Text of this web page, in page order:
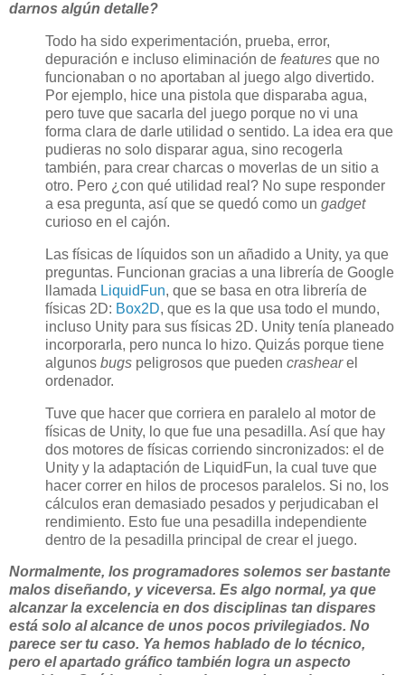
darnos algún detalle?
Todo ha sido experimentación, prueba, error,
depuración e incluso eliminación de features que no
funcionaban o no aportaban al juego algo divertido.
Por ejemplo, hice una pistola que disparaba agua,
pero tuve que sacarla del juego porque no vi una
forma clara de darle utilidad o sentido. La idea era que
pudieras no solo disparar agua, sino recogerla
también, para crear charcas o moverlas de un sitio a
otro. Pero ¿con qué utilidad real? No supe responder
a esa pregunta, así que se quedó como un gadget
curioso en el cajón.
Las físicas de líquidos son un añadido a Unity, ya que
preguntas. Funcionan gracias a una librería de Google
llamada LiquidFun, que se basa en otra librería de
físicas 2D: Box2D, que es la que usa todo el mundo,
incluso Unity para sus físicas 2D. Unity tenía planeado
incorporarla, pero nunca lo hizo. Quizás porque tiene
algunos bugs peligrosos que pueden crashearel
ordenador.
Tuve que hacer que corriera en paralelo al motor de
físicas de Unity, lo que fue una pesadilla. Así que hay
dos motores de físicas corriendo sincronizados: el de
Unity y la adaptación de LiquidFun, la cual tuve que
hacer correr en hilos de procesos paralelos. Si no, los
cálculos eran demasiado pesados y perjudicaban el
rendimiento. Esto fue una pesadilla independiente
dentro de la pesadilla principal de crear el juego.
Normalmente, los programadores solemos ser bastante
malos diseñando, y viceversa. Es algo normal, ya que
alcanzar la excelencia en dos disciplinas tan dispares
está solo al alcance de unos pocos privilegiados. No
parece ser tu caso. Ya hemos hablado de lo técnico,
pero el apartado gráfico también logra un aspecto